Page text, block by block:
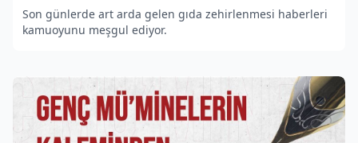
Son günlerde art arda gelen gıda zehirlenmesi haberleri
kamuoyunu meşgul ediyor.